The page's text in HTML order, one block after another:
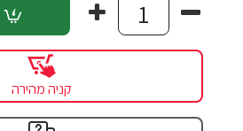
קניה מהירה